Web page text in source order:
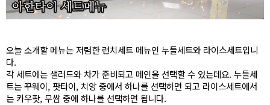
오늘 소개할 메뉴는 저렴한 런치세트 메뉴인 누들세트와 라이스세트입니
다.
각 세트에는 샐러드와 차가 준비되고 메인을 선택할 수 있는데요. 누들세
트는 꾸웨이, 팟타이, 치앙 중에서 하나를 선택하면 되고 라이스세트에서
는 카우팟, 무쌈 중에 하나를 선택하면 됩니다.